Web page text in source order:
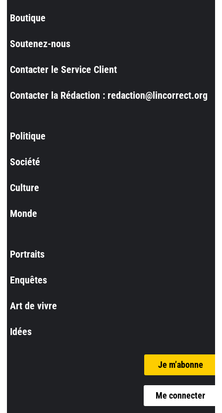
Boutique
Soutenez-nous
Contacter le Service Client
Contacter la Rédaction : redaction@lincorrect.org
Politique
Société
Culture
Monde
Portraits
Enquêtes
Art de vivre
Idées
Je m’abonne
Me connecter